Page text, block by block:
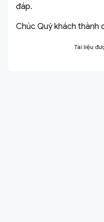
đáp.
Chúc Quý khách thành
Tài liệu